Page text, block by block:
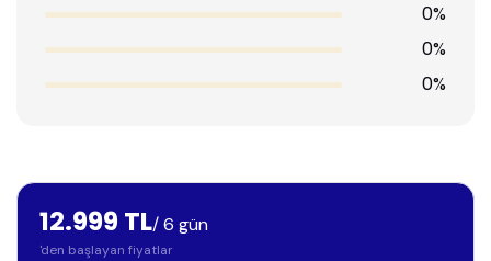
0%
0%
0%
12.999 TL/ 6 gün
'den başlayan fiyatlar